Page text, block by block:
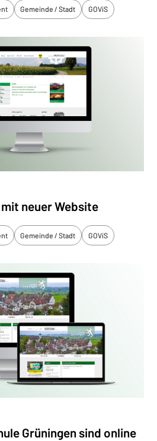
Gemeinde / Stadt GOViS
neuer Website
Gemeinde / Stadt GOViS
Grüningen sind online